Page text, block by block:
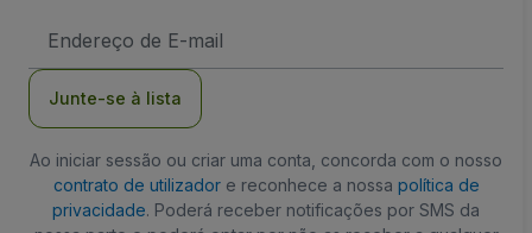
de
Junte-se à lista
Ao iniciar sessão ou criar uma conta, concorda com o nosso
contrato de utilizadore reconhece a nossa política de
privacidade. Poderá receber notificações por SMS da